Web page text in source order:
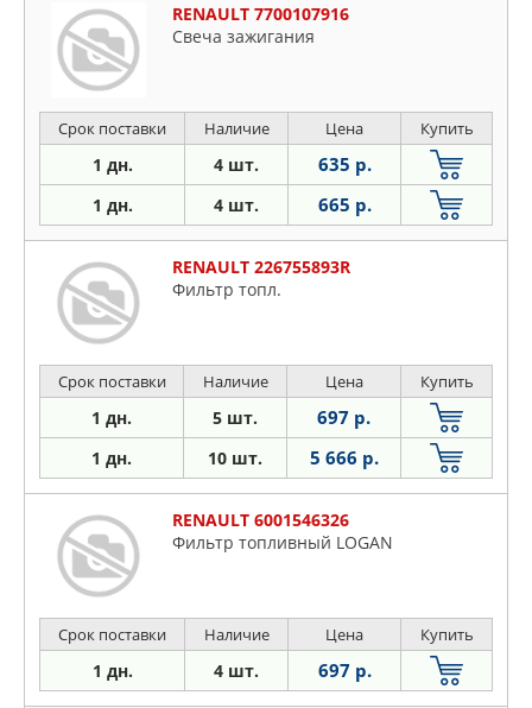
RENAULT 7700107916
Свеча зажигания
Срок поставки Наличие Цена Купить
1 дн. 4 шт. 635 р.
1 дн. 4 шт. 665 р.
RENAULT 226755893R
Фильтр топл.
Срок поставки Наличие Цена Купить
1 дн. 5 шт. 697 р.
1 дн. 10 шт. 5 666 р.
RENAULT 6001546326
Фильтр топливный LOGAN
Срок поставки Наличие Цена Купить
1 дн. 4 шт. 697 р.